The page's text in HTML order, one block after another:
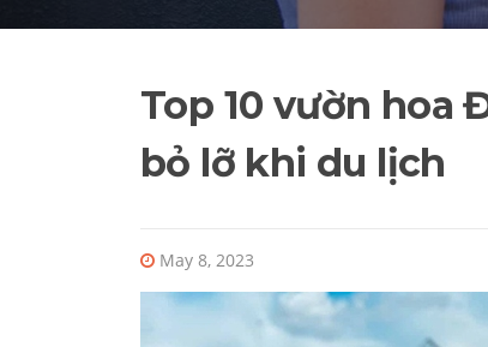
Top 10 vườn hoa
bỏ lỡ khi du lịch
May 8, 2023